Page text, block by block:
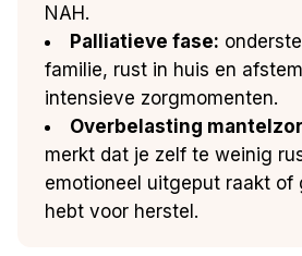
NAH.
Palliatieve fase:
familie, rust in huis en
intensieve zorgmomenten.
Overbelasting
merkt dat je zelf te weinig
emotioneel uitgeput raakt of
hebt voor herstel.